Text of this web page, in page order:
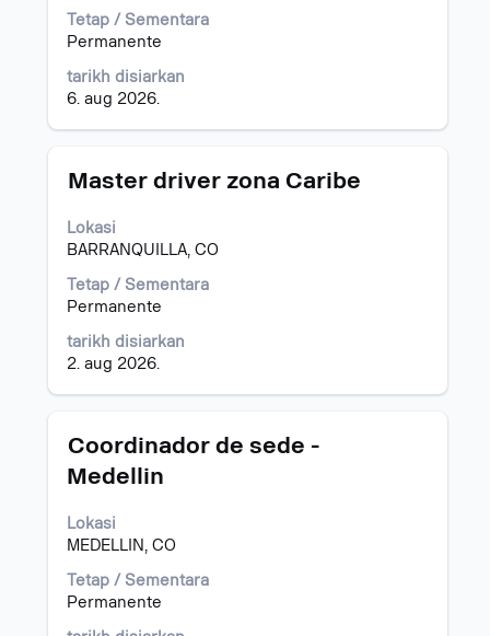
Tetap / Sementara
Permanente
tarikh disiarkan
6. aug 2026.
kandungan
penuh
maklumat
kerja.
Jawatan
Master driver zona Caribe
Lokasi
BARRANQUILLA, CO
Tetap / Sementara
Permanente
tarikh disiarkan
2. aug 2026.
Pilih
bar
ruang
melihat
kandungan
bagi
maklumat
kerja.
Jawatan
Coordinador de sede -
Medellin
Lokasi
MEDELLIN, CO
Tetap / Sementara
Permanente
Pilih
bar
untuk
melihat
kandungan
penuh